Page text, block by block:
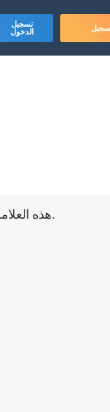
تسجيل
الدخول